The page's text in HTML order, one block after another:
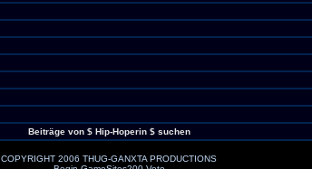
Beiträge von $ Hip-Hoperin $ suchen
COPYRIGHT 2006 THUG-GANXTA PRODUCTIONS